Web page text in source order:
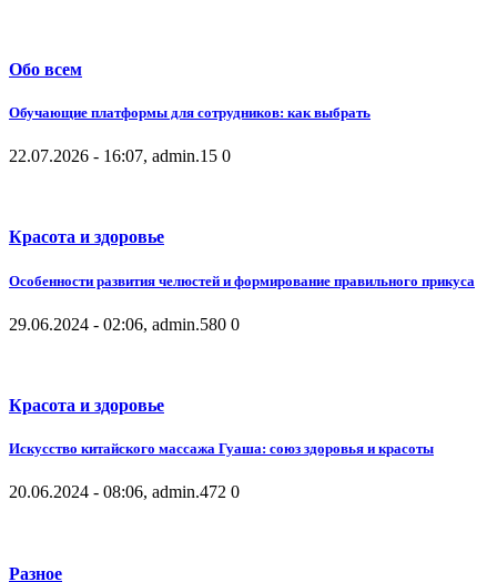
Обо всем
Обучающие платформы для сотрудников: как выбрать
22.07.2026 - 16:07, admin.15 0
Красота и здоровье
Особенности развития челюстей и формирование правильного прикуса
29.06.2024 - 02:06, admin.580 0
Красота и здоровье
Искусство китайского массажа Гуаша: союз здоровья и красоты
20.06.2024 - 08:06, admin.472 0
Разное